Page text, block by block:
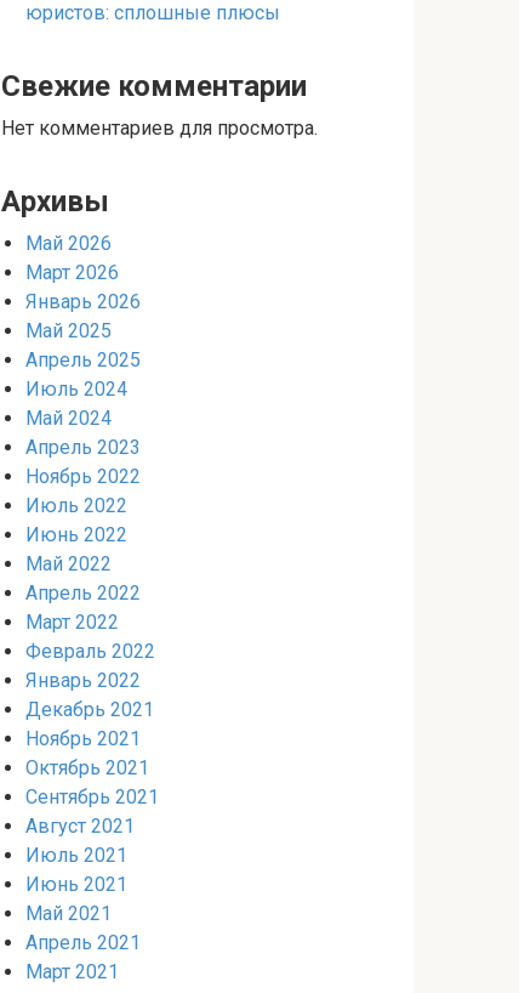
юристов: сплошные плюсы
Свежие комментарии
Нет комментариев для просмотра.
Архивы
Май 2026
Март 2026
Январь 2026
Май 2025
Апрель 2025
Июль 2024
Май 2024
Апрель 2023
Ноябрь 2022
Июль 2022
Июнь 2022
Май 2022
Апрель 2022
Март 2022
Февраль 2022
Январь 2022
Декабрь 2021
Ноябрь 2021
Октябрь 2021
Сентябрь 2021
Август 2021
Июль 2021
Июнь 2021
Май 2021
Апрель 2021
Март 2021